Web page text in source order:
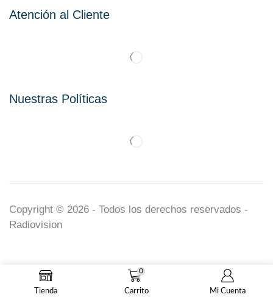
Tienda
0
Carrito Mi Cuenta
Atención al Cliente
Nuestras Políticas
Copyright © 2026 - Todos los derechos reservados -
Radiovision